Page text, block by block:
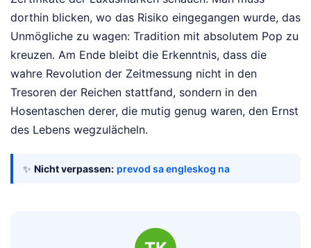
dorthin blicken, wo das Risiko eingegangen wurde, das
Unmögliche zu wagen: Tradition mit absolutem Pop zu
kreuzen. Am Ende bleibt die Erkenntnis, dass die
wahre Revolution der Zeitmessung nicht in den
Tresoren der Reichen stattfand, sondern in den
Hosentaschen derer, die mutig genug waren, den Ernst
des Lebens wegzulächeln.
✨ Nicht verpassen: prevod sa engleskog na